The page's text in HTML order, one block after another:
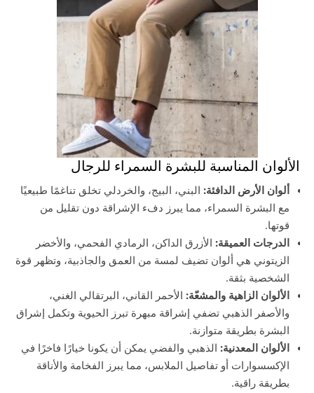
الألوان المناسبة للبشرة السمراء للرجال
ألوان الأرض الدافئة: البني، البيج، والخردلي تخلق تناغمًا طبيعيًا
مع البشرة السمراء، مما يبرز دفء الإشراقة دون تقليل من
قوتها.
الدرجات العميقة: الأزرق الداكن، الرمادي الفحمي، والأخضر
الزيتوني هي ألوان تضيف لمسة من العمق والجاذبية، وتظهر قوة
الشخصية بثقة.
الألوان الزاهية والمشعّة: الأحمر القاني، البرتقالي الغني،
والأصفر الذهبي تضفي إشراقة مبهرة تبرز الحيوية وتكمل إشراق
البشرة بطريقة متوازنة.
الألوان المعدنية: الذهبي والفضي يمكن أن يكونا خيارًا فاخرًا في
الإكسسوارات أو تفاصيل الملابس، مما يبرز الفخامة والأناقة
بطريقة راقية.